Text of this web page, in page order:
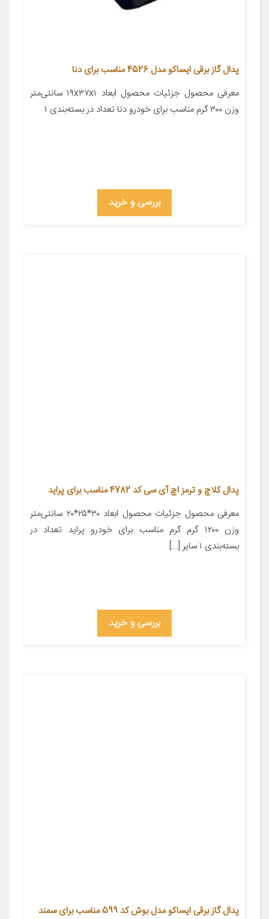
پدال گاز برقی ایساکو مدل 4526 مناسب برای دنا
معرفی محصول جزئیات محصول ابعاد ۱۹x۳۷x۱ سانتی‌متر
وزن ۳۰۰ گرم مناسب برای خودرو دنا تعداد در بسته‌بندی ۱
بررسی و خرید
پدال کلاچ و ترمز اچ آی سی کد 4782 مناسب برای پراید
معرفی محصول جزئیات محصول ابعاد ۳۰*۲۵*۲۰ سانتی‌متر
وزن ۱۲۰۰ گرم گرم مناسب برای خودرو پراید تعداد در
بسته‌بندی ۱ سایر […]
بررسی و خرید
پدال گاز برقی ایساکو مدل بوش کد 599 مناسب برای سمند